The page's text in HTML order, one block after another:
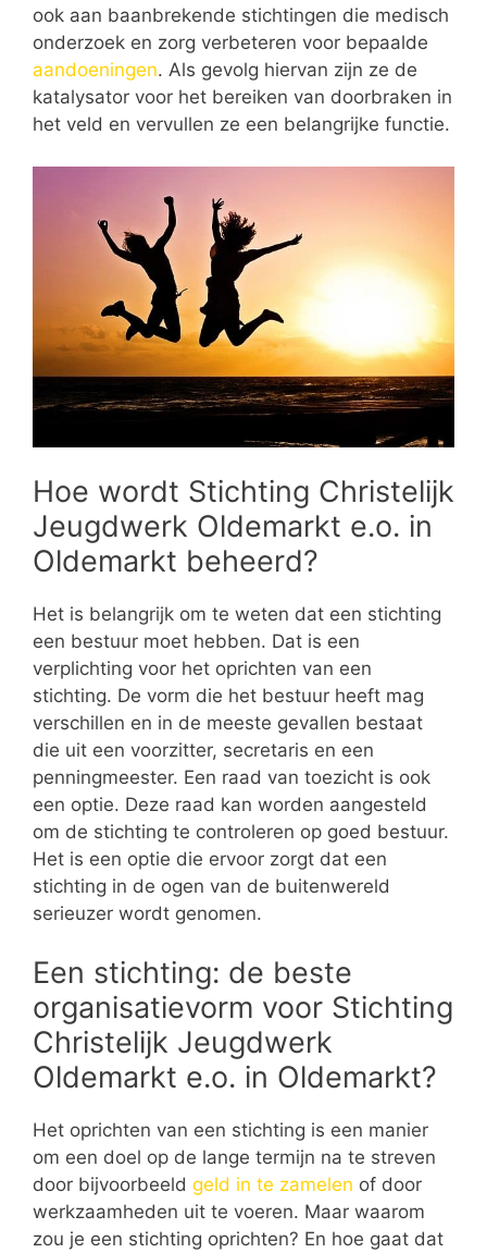
ook aan baanbrekende stichtingen die medisch
onderzoek en zorg verbeteren voor bepaalde
aandoeningen. Als gevolg hiervan zijn ze de
katalysator voor het bereiken van doorbraken in
het veld en vervullen ze een belangrijke functie.
Hoe wordt Stichting Christelijk
Jeugdwerk Oldemarkt e.o. in
Oldemarkt beheerd?
Het is belangrijk om te weten dat een stichting
een bestuur moet hebben. Dat is een
verplichting voor het oprichten van een
stichting. De vorm die het bestuur heeft mag
verschillen en in de meeste gevallen bestaat
die uit een voorzitter, secretaris en een
penningmeester. Een raad van toezicht is ook
een optie. Deze raad kan worden aangesteld
om de stichting te controleren op goed bestuur.
Het is een optie die ervoor zorgt dat een
stichting in de ogen van de buitenwereld
serieuzer wordt genomen.
Een stichting: de beste
organisatievorm voor Stichting
Christelijk Jeugdwerk
Oldemarkt e.o. in Oldemarkt?
Het oprichten van een stichting is een manier
om een doel op de lange termijn na te streven
door bijvoorbeeld geld in te zamelen of door
werkzaamheden uit te voeren. Maar waarom
zou je een stichting oprichten? En hoe gaat dat